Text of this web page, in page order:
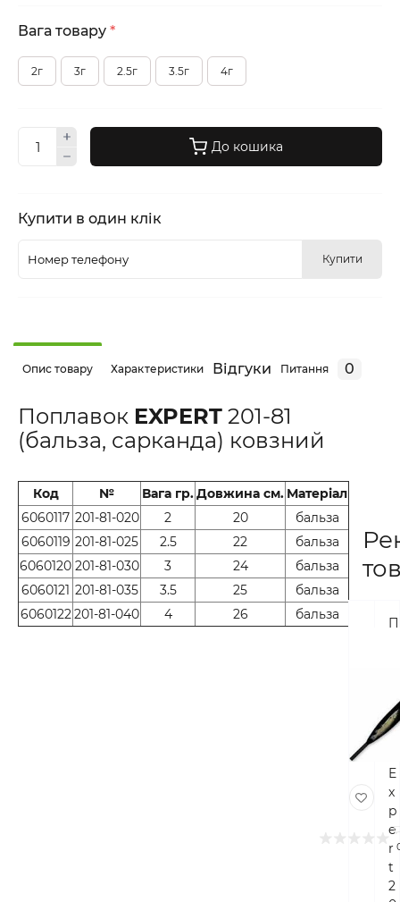
Вага товару *
2г 3г 2.5г 3.5г 4г
До кошика
Купити в один клік
Купити
Опис товару Характеристики Відгуки Питання 0
Поплавок EXPERT 201-81
(бальза, сарканда) ковзний
Код № Вага гр.Довжина см. Матеріал
6060117 201-81-020 2 20
бальза
6060119 201-81-025 2.5 22
бальза
6060120 201-81-030 3 24
бальза
6060121 201-81-035 3.5 25
бальза
6060122201-81-040 4 26 бальза
П
в
о
E
x
p
e
r
t
2